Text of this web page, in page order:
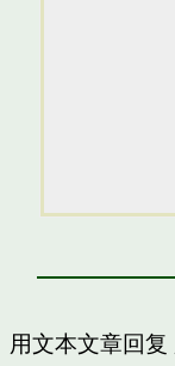
用文本文章回复